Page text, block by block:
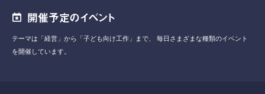
開催予定のイベント
テーマは「経営」から「子ども向け工作」まで、
毎日さまざまな種類のイベント
を開催しています。